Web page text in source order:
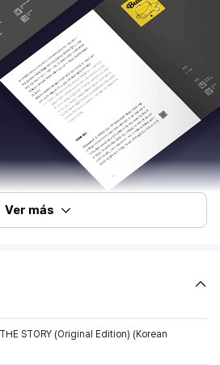
Ver más
STORY (Original Edition) (Korean